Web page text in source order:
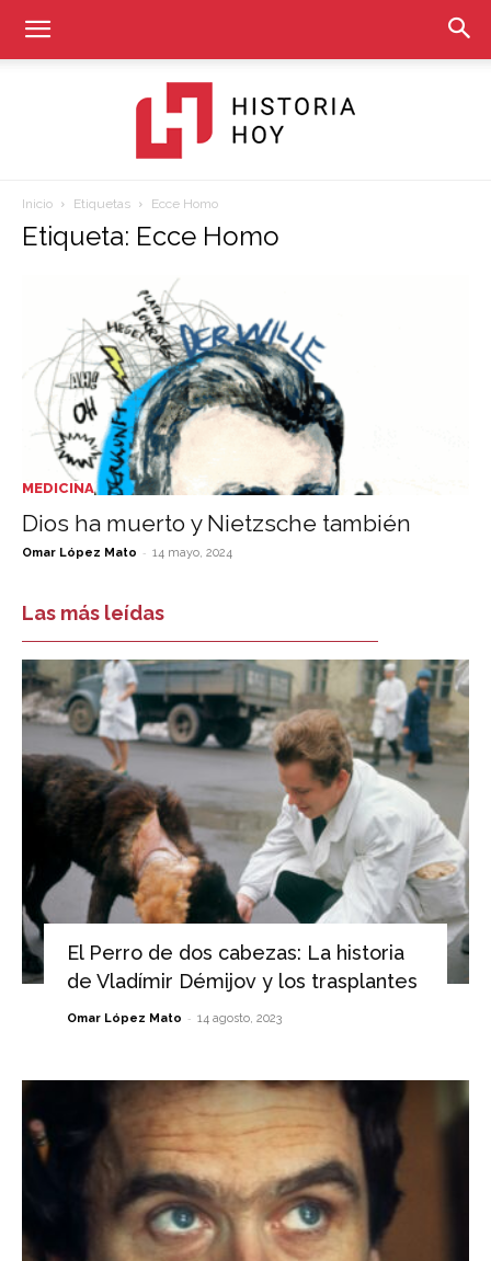
Inicio Etiquetas Ecce Homo
Etiqueta: Ecce Homo
MEDICINA
Dios ha muerto y Nietzsche también
Omar López Mato - 14 mayo, 2024
Las más leídas
El Perro de dos cabezas: La historia
de Vladímir Démijov y los trasplantes
Omar López Mato - 14 agosto, 2023